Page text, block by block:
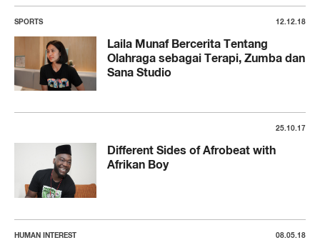
SPORTS 12.12.18
Laila Munaf Bercerita Tentang
Olahraga sebagai Terapi, Zumba dan
Sana Studio
25.10.17
Different Sides of Afrobeat with
Afrikan Boy
HUMAN INTEREST 08.05.18